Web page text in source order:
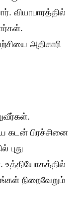
வியாபாரத்தில்
அதிகாரி
கடன் பிரச்சினை
புது
உத்தியோகத்தில்
நிறைவேறும்